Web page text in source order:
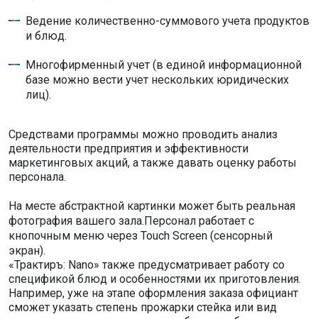
Ведение количественно-суммового учета продуктов
и блюд.
Многофирменный учет (в единой информационной
базе можно вести учет нескольких юридических
лиц).
Средствами программы можно проводить анализ
деятельности предприятия и эффективности
маркетинговых акций, а также давать оценку работы
персонала.
На месте абстрактной картинки может быть реальная
фотография вашего зала.Персонал работает с
кнопочным меню через Touch Screen (сенсорный
экран).
«Трактиръ: Nano» также предусматривает работу со
спецификой блюд и особенностями их приготовления.
Например, уже на этапе оформления заказа официант
сможет указать степень прожарки стейка или вид